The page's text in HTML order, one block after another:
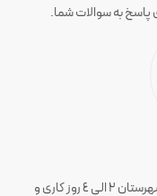
به سوالات شما.
ارسال سفارش های تهران 1 الی 3 روز کاری و شهرستان ٢ الي ٤ روز کاری و